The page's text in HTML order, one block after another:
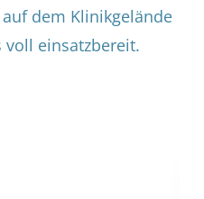
dem Klinikgelände
einsatzbereit.